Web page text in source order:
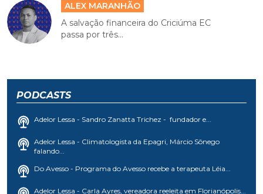
ALEX MARANHÃO
A salvação financeira do Criciúma EC
passa por três...
PODCASTS
Adelor Lessa - Sandro Zanatta Trichez - fundador e...
Adelor Lessa - Climatologista da Epagri, Márcio Sônego
falando...
Do Avesso - Programa do Avesso recebe a terapeuta Léia...
Adelor Lessa - Carla Ayres, vereadora reeleita em Florianópolis...